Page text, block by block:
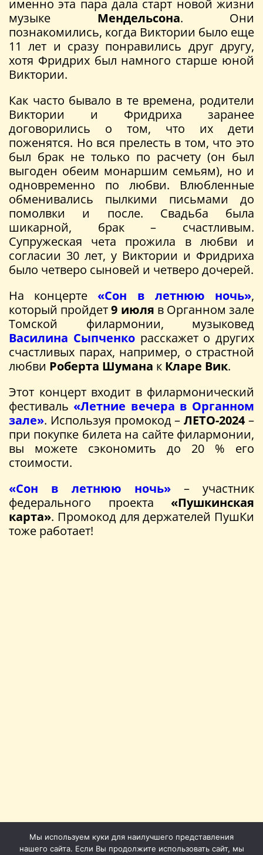
именно эта пара дала старт новой жизни
музыке Мендельсона. Они
познакомились, когда Виктории было еще
11 лет и сразу понравились друг другу,
хотя Фридрих был намного старше юной
Виктории.
Как часто бывало в те времена, родители
Виктории и Фридриха заранее
договорились о том, что их дети
поженятся. Но вся прелесть в том, что это
был брак не только по расчету (он был
выгоден обеим монаршим семьям), но и
одновременно по любви. Влюбленные
обменивались пылкими письмами до
помолвки и после. Свадьба была
шикарной, брак – счастливым.
Супружеская чета прожила в любви и
согласии 30 лет, у Виктории и Фридриха
было четверо сыновей и четверо дочерей.
На концерте«Сон в летнюю ночь»,
который пройдет9 июля в Органном зале
Томской филармонии, музыковед
Василина Сыпченкорасскажет о других
счастливых парах, например, о страстной
любви Роберта Шумана к Кларе Вик.
Этот концерт входит в филармонический
фестиваль«Летние вечера в Органном
зале». Используя промокод –ЛЕТО-2024–
при покупке билета на сайте филармонии,
вы можете сэкономить до 20 % его
стоимости.
«Сон в летнюю ночь» – участник
федерального проекта «Пушкинская
карта». Промокод для держателей ПушКи
тоже работает!
Мы используем куки для наилучшего представления
нашего сайта. Если Вы продолжите использовать сайт, мы